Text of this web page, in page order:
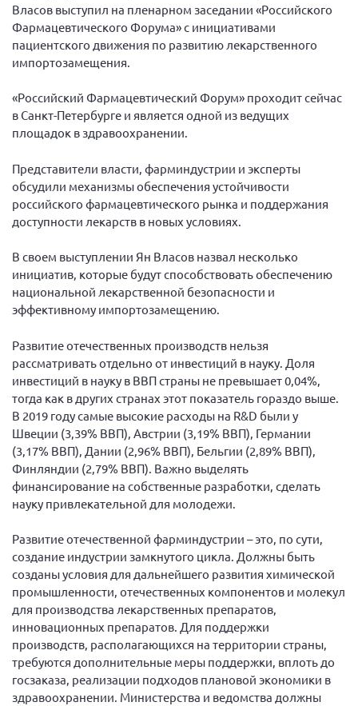
Вице-президент Черненко Д.Е.
Вице-президент Валюх М.В.
Вице-президент Чернова А.В.
Вице-президент Цикорин И.В.
Вице-президент Груба Л.В.
Главный бухгалтер Жаворонкова Г.М.
Конференция ОООИБРС 2026
Конференция ОООИБРС 2025
Экспертный совет ОООИБРС 2025
Конференция ОООИБРС 2023
Конференция ОООИБРС 2022
Конференция ОООИБРС 2021
Конференция ВСЭ 2021
Конференция ОООИБРС 2020
Документы съездов
Первый съезд
Второй съезд
Третий съезд
Четвертый съезд
Шестой съезд
склерозом»
Новости: Казахстан
Письма и официальные ответы
Нормативно-правовые документы
Методическая литература для НКО
Власов выступил на пленарном заседании «Российского
Фармацевтического Форума» с инициативами
пациентского движения по развитию лекарственного
импортозамещения.
«Российский Фармацевтический Форум» проходит сейчас
в Санкт-Петербурге и является одной из ведущих
площадок в здравоохранении.
Представители власти, фарминдустрии и эксперты
обсудили механизмы обеспечения устойчивости
российского фармацевтического рынка и поддержания
доступности лекарств в новых условиях.
В своем выступлении Ян Власов назвал несколько
инициатив, которые будут способствовать обеспечению
национальной лекарственной безопасности и
эффективному импортозамещению.
Развитие отечественных производств нельзя
рассматривать отдельно от инвестиций в науку. Доля
инвестиций в науку в ВВП страны не превышает 0,04%,
тогда как в других странах этот показатель гораздо выше.
В 2019 году самые высокие расходы на R&D были у
Швеции (3,39% ВВП), Австрии (3,19% ВВП), Германии
(3,17% ВВП), Дании (2,96% ВВП), Бельгии (2,89% ВВП),
Финляндии (2,79% ВВП). Важно выделять
финансирование на собственные разработки, сделать
науку привлекательной для молодежи.
Развитие отечественной фарминдустрии – это, по сути,
создание индустрии замкнутого цикла. Должны быть
созданы условия для дальнейшего развития химической
промышленности, отечественных компонентов и молекул
для производства лекарственных препаратов,
инновационных препаратов. Для поддержки
производств, располагающихся на территории страны,
требуются дополнительные меры поддержки, вплоть до
госзаказа, реализации подходов плановой экономики в
здравоохранении. Министерства и ведомства должны